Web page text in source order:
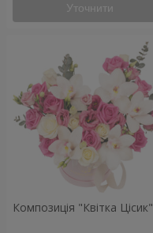
Уточнити
Композиція "Квітка Цісик"